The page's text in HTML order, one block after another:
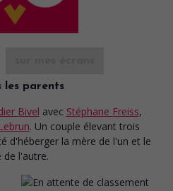
les parents
Bivel avec Stéphane Freiss,
. Un couple élevant trois
d'héberger la mère de l'un et le
de l'autre.